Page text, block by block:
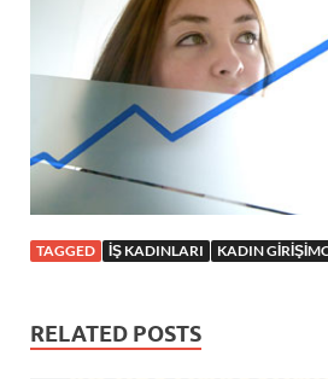
TAGGED IŞ KADINLARI KADIN
RELATED POSTS